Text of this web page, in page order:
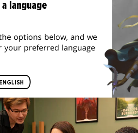
language
options below, and we
your preferred language